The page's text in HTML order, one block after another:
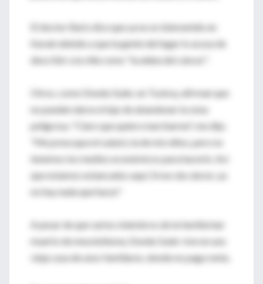
El doctor Baris dice que ya no es bienvenido en
Karain debido a que la gente del lugar lo acusa de
describir a la villa como "la aldea del cáncer".
Otros, como Dondu Guler, en Tuzkoy, afirman que
no pueden darse el lujo de abandonar la zona
peligrosa. "Claro que quiero marcharme", me dijo.
"Me preocupa mi salud y la de mis niños, pero no
tenemos los medios económicos para hacerlo. Así
que estamos estancados aquí. Si nos da cáncer, ya
no hay nada que hacer."
A pesar de que varios miembros de la familia han
muerto de mesotelioma, Dondu Guler vive en una
vieja casa de unos familiares, donde no paga renta.